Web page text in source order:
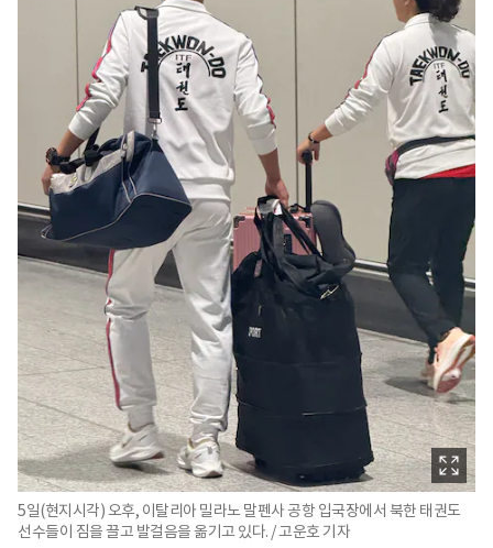
5일(현지시각) 오후, 이탈리아 밀라노 말펜사 공항 입국장에서 북한 태권도
선수들이 짐을 끌고 발걸음을 옮기고 있다. / 고운호 기자